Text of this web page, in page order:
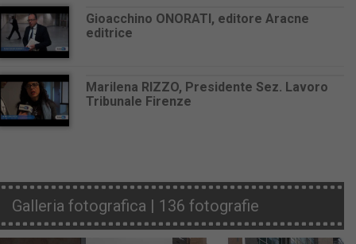
Gioacchino ONORATI, editore Aracne
editrice
Marilena RIZZO, Presidente Sez. Lavoro
Tribunale Firenze
Galleria fotografica | 136 fotografie